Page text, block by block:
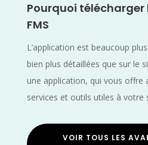
Pourquoi télécharger
FMS
L’application est beaucoup
bien plus détaillées que sur le
une application, qui vous offre
services et outils utiles à votre
VOIR TOUS LES